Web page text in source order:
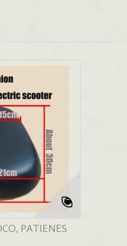
PATIENES